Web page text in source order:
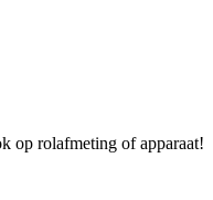
op rolafmeting of apparaat!